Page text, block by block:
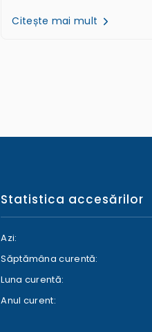
Citește mai mult
Statistica accesărilor
Azi:
Săptămâna curentă:
Luna curentă:
Anul curent: